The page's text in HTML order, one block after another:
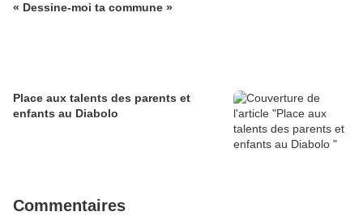
« Dessine-moi ta commune »
Place aux talents des parents et
enfants au Diabolo
Commentaires